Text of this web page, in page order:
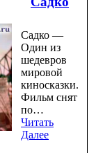
Садко —
Один из
шедевров
мировой
киносказки.
Фильм снят
по…
Читать
Далее